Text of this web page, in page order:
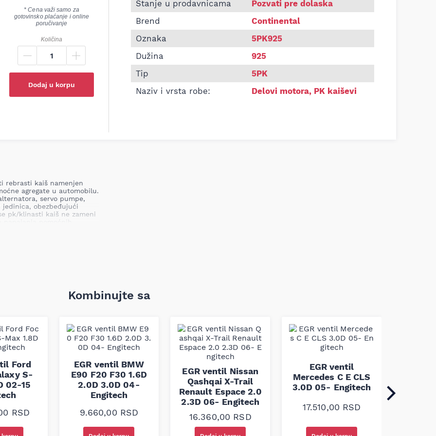
* Cena važi samo za
gotovinsko plaćanje i online
poručivanje
Količina
Dodaj u korpu
Stanje u prodavnicama
Pozvati pre dolaska
Brend
Continental
Oznaka
5PK925
Dužina
925
Tip
5PK
Naziv i vrsta robe:
Delovi motora, PK kaiševi
rebrasti kaiš namenjen
agregate u automobilu.
servo pumpe,
obezbeđujući
pk/klinasti kaiš ne zameni
poremećaja rada
do povećanog
u proizvodnji
rad u vozilu kada se
Kombinujte sa
Ford
S-
02-15
RSD
EGR ventil BMW
E90 F20 F30 1.6D
2.0D 3.0D 04-
Engitech
9.660,00 RSD
EGR ventil Nissan
Qashqai X-Trail
Renault Espace 2.0
2.3D 06- Engitech
16.360,00 RSD
EGR ventil
Mercedes C E CLS
3.0D 05- Engitech
17.510,00 RSD